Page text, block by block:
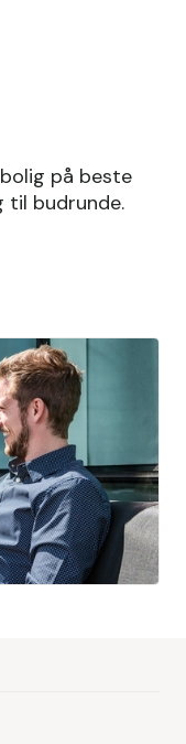
på beste
til budrunde.